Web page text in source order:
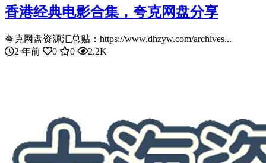
香港经典电影合集，夸克网盘分享
夸克网盘资源汇总贴：https://www.dhzyw.com/archives...
2 年前
0 0 2.2K